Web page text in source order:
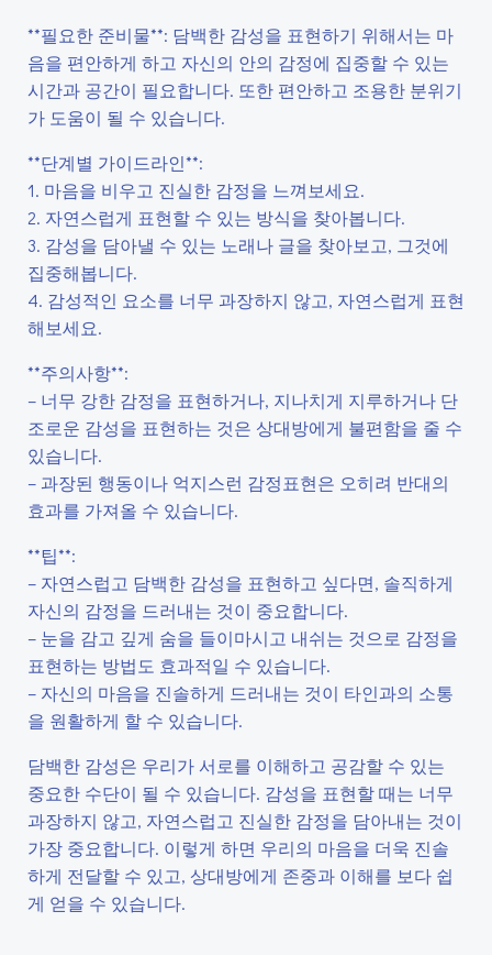
**필요한 준비물**: 담백한 감성을 표현하기 위해서는 마
음을 편안하게 하고 자신의 안의 감정에 집중할 수 있는
시간과 공간이 필요합니다. 또한 편안하고 조용한 분위기
가 도움이 될 수 있습니다.
**단계별 가이드라인**:
1. 마음을 비우고 진실한 감정을 느껴보세요.
2. 자연스럽게 표현할 수 있는 방식을 찾아봅니다.
3. 감성을 담아낼 수 있는 노래나 글을 찾아보고, 그것에
집중해봅니다.
4. 감성적인 요소를 너무 과장하지 않고, 자연스럽게 표현
해보세요.
**주의사항**:
– 너무 강한 감정을 표현하거나, 지나치게 지루하거나 단
조로운 감성을 표현하는 것은 상대방에게 불편함을 줄 수
있습니다.
– 과장된 행동이나 억지스런 감정표현은 오히려 반대의
효과를 가져올 수 있습니다.
**팁**:
– 자연스럽고 담백한 감성을 표현하고 싶다면, 솔직하게
자신의 감정을 드러내는 것이 중요합니다.
– 눈을 감고 깊게 숨을 들이마시고 내쉬는 것으로 감정을
표현하는 방법도 효과적일 수 있습니다.
– 자신의 마음을 진솔하게 드러내는 것이 타인과의 소통
을 원활하게 할 수 있습니다.
담백한 감성은 우리가 서로를 이해하고 공감할 수 있는
중요한 수단이 될 수 있습니다. 감성을 표현할 때는 너무
과장하지 않고, 자연스럽고 진실한 감정을 담아내는 것이
가장 중요합니다. 이렇게 하면 우리의 마음을 더욱 진솔
하게 전달할 수 있고, 상대방에게 존중과 이해를 보다 쉽
게 얻을 수 있습니다.